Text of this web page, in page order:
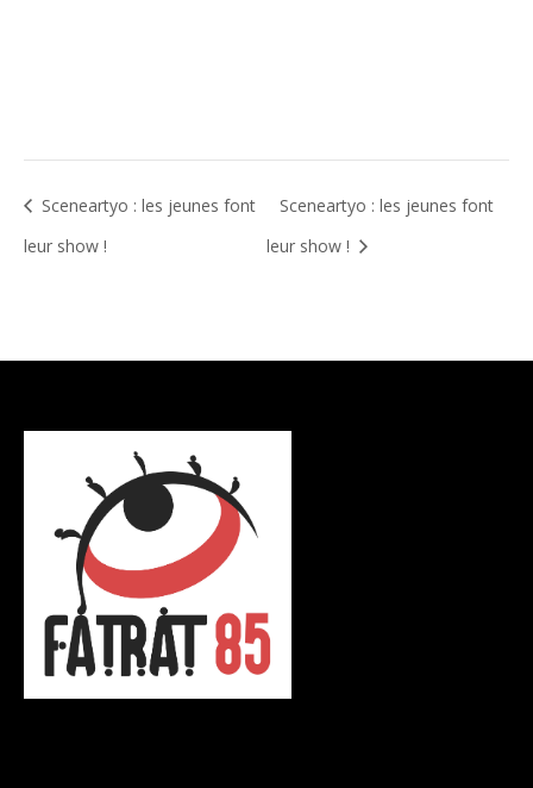
Sceneartyo : les jeunes font
leur show !
Sceneartyo : les jeunes font
leur show !